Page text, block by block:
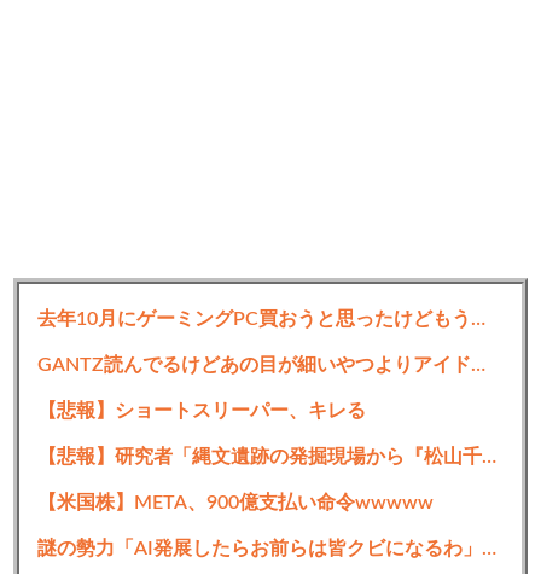
去年10月にゲーミングPC買おうと思ったけどもう少し後でいいやで時期逃したらうなぎ登りに値上がりしていった
GANTZ読んでるけどあの目が細いやつよりアイドルの方が良くね？
【悲報】ショートスリーパー、キレる
【悲報】研究者「縄文遺跡の発掘現場から『松山千春コンサート』のカセットテープが出てきた…」→結果…
【米国株】META、900億支払い命令wwwww
謎の勢力「AI発展したらお前らは皆クビになるわ」→未だかつてAIのせいで失業したG民が0人の理由